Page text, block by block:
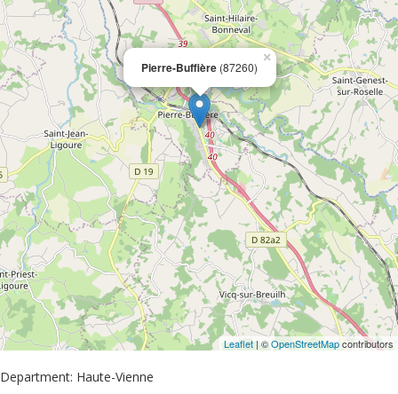
Pierre-Buffière (87260)
×
Leaflet | ©OpenStreetMapcontributors
Department: Haute-Vienne